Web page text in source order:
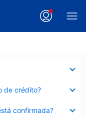
de crédito?
confirmada?